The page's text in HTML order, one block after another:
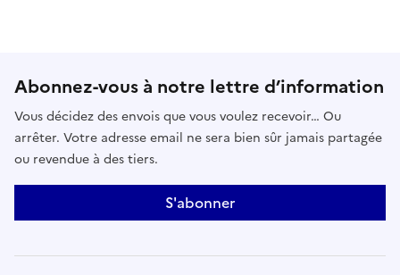
Abonnez-vous à notre lettre d’information
Vous décidez des envois que vous voulez recevoir… Ou
arrêter. Votre adresse email ne sera bien sûr jamais partagée
ou revendue à des tiers.
S'abonner